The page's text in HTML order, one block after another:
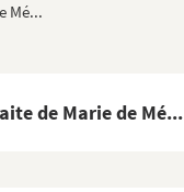
Mé...
de Marie de Mé...